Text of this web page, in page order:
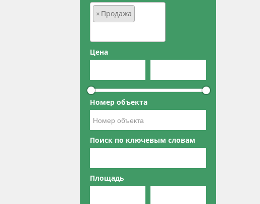
× Продажа
Цена
Номер объекта
Поиск по ключевым словам
Площадь